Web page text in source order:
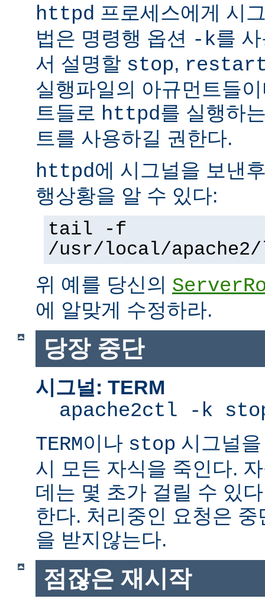
httpd 프로세스에게 시
법은 명령행 옵션 -k를
서 설명할 stop,
실행파일의 아규먼트들
트들로 httpd를 실행하
트를 사용하길 권한다.
httpd에 시그널을 보낸
행상황을 알 수 있다:
tail -f
/usr/local/
위 예를 당신의
에 알맞게 수정하라.
당장 중단
시그널: TERM
apache2ctl -k
TERM이나 stop 시그널
시 모든 자식을 죽인다.
데는 몇 초가 걸릴 수 있
한다. 처리중인 요청은
을 받지않는다.
점잖은 재시작